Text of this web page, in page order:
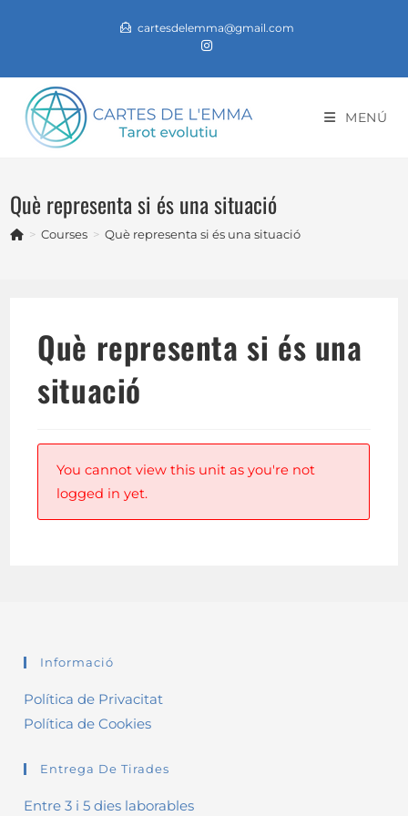
cartesdelemma@gmail.com
MENÚ
Què representa si és una situació
> Courses > Què representa si és una situació
Què representa si és una
situació
You cannot view this unit as you're not
logged in yet.
Informació
Política de Privacitat
Política de Cookies
Entrega De Tirades
Entre 3 i 5 dies laborables